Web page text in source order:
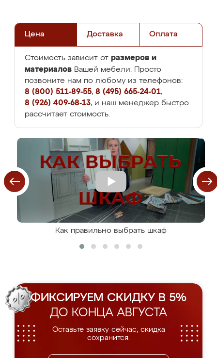
Цена Доставка Оплата
Стоимость зависит от размеров и
материалов Вашей мебели. Просто
позвоните нам по любому из телефонов:
8 (800) 511-89-55, 8 (495) 665-24-01,
8 (926) 409-68-13, и наш менеджер быстро
рассчитает стоимость.
Как правильно выбрать шкаф
ФИКСИРУЕМ СКИДКУ В 5%
ДО КОНЦА АВГУСТА
Оставьте заявку сейчас, скидка
сохранится.